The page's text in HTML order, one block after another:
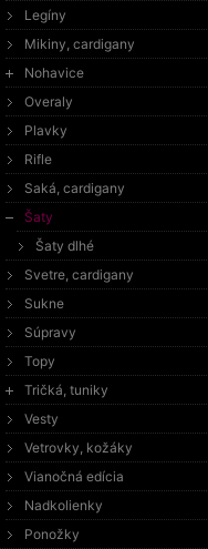
Legíny
Mikiny, cardigany
Nohavice
Overaly
Plavky
Rifle
Saká, cardigany
Šaty
Šaty dlhé
Svetre, cardigany
Sukne
Súpravy
Topy
Tričká, tuniky
Vesty
Vetrovky, kožáky
Vianočná edícia
Nadkolienky
Ponožky